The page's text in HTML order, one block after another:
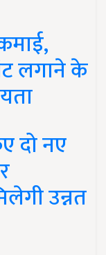
लगाने के
दो नए
उन्नत